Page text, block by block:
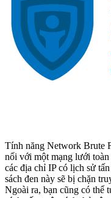
Tính năng Network Brute
nối với một mạng lưới toàn
các địa chỉ IP có lịch sử
sách đen này sẽ bị chặn
Ngoài ra, bạn cũng có thể